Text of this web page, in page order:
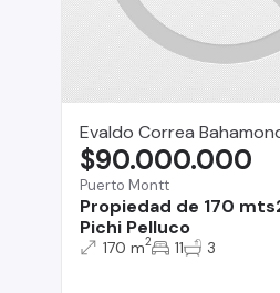
Evaldo Correa
Puerto Montt
Propiedad de 170
Pichi Pelluco
$90.000.000
170 m2 11 3